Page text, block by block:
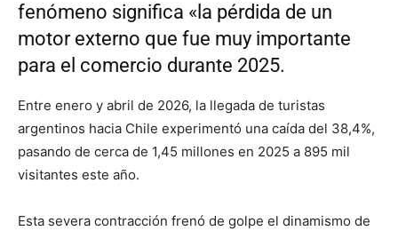
fenómeno significa «la pérdida de un
motor externo que fue muy importante
para el comercio durante 2025.
Entre enero y abril de 2026, la llegada de turistas
argentinos hacia Chile experimentó una caída del 38,4%,
pasando de cerca de 1,45 millones en 2025 a 895 mil
visitantes este año.
Esta severa contracción frenó de golpe el dinamismo de